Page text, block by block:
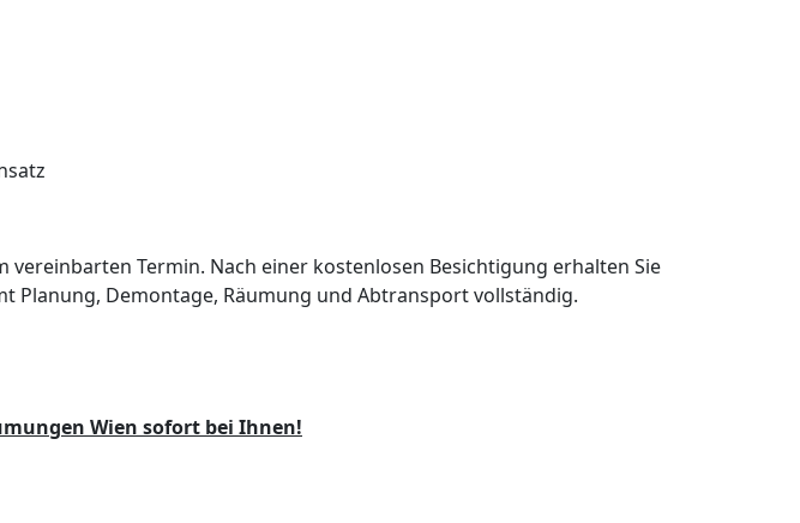
Termin. Nach einer kostenlosen Besichtigung erhalten Sie
Planung, Demontage, Räumung und Abtransport vollständig.
Wien sofort bei Ihnen!